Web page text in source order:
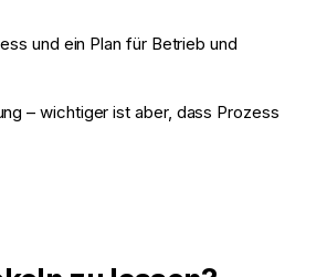
und ein Plan für Betrieb und
– wichtiger ist aber, dass Prozess